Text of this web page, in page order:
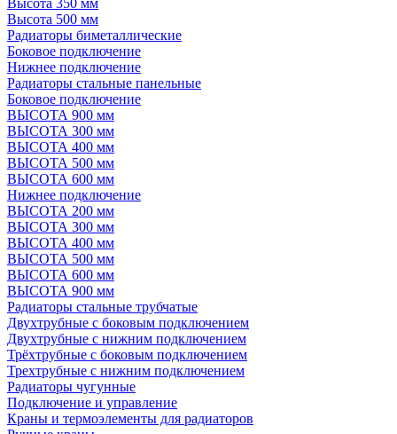
Высота 500 мм
Радиаторы биметаллические
Боковое подключение
Нижнее подключение
Радиаторы стальные панельные
Боковое подключение
ВЫСОТА 900 мм
ВЫСОТА 300 мм
ВЫСОТА 400 мм
ВЫСОТА 500 мм
ВЫСОТА 600 мм
Нижнее подключение
ВЫСОТА 200 мм
ВЫСОТА 300 мм
ВЫСОТА 400 мм
ВЫСОТА 500 мм
ВЫСОТА 600 мм
ВЫСОТА 900 мм
Радиаторы стальные трубчатые
Двухтрубные с боковым подключением
Двухтрубные с нижним подключением
Трёхтрубные с боковым подключением
Трехтрубные с нижним подключением
Радиаторы чугунные
Подключение и управление
Краны и термоэлементы для радиаторов